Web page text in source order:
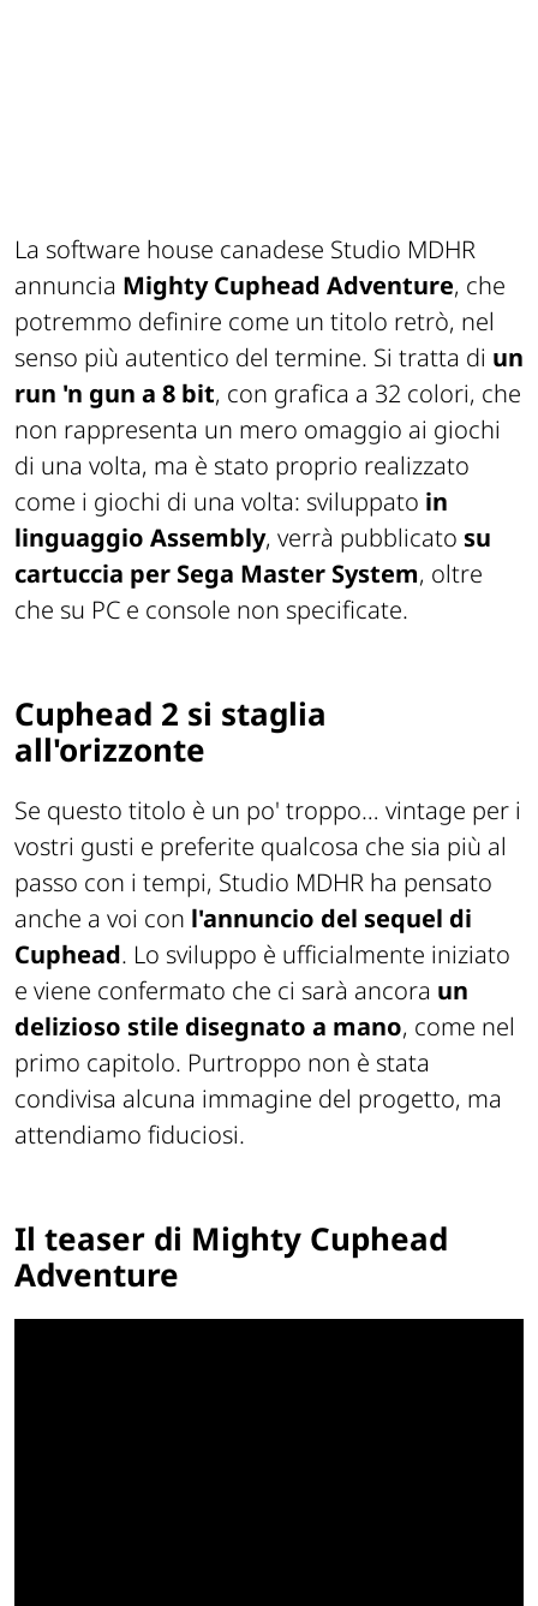
La software house canadese Studio MDHR
annuncia Mighty Cuphead Adventure, che
potremmo definire come un titolo retrò, nel
senso più autentico del termine. Si tratta di un
run 'n gun a 8 bit, con grafica a 32 colori, che
non rappresenta un mero omaggio ai giochi
di una volta, ma è stato proprio realizzato
come i giochi di una volta: sviluppato in
linguaggio Assembly, verrà pubblicato su
cartuccia per Sega Master System, oltre
che su PC e console non specificate.
Cuphead 2 si staglia
all'orizzonte
Se questo titolo è un po' troppo… vintage per i
vostri gusti e preferite qualcosa che sia più al
passo con i tempi, Studio MDHR ha pensato
anche a voi con l'annuncio del sequel di
Cuphead. Lo sviluppo è ufficialmente iniziato
e viene confermato che ci sarà ancora un
delizioso stile disegnato a mano, come nel
primo capitolo. Purtroppo non è stata
condivisa alcuna immagine del progetto, ma
attendiamo fiduciosi.
Il teaser di Mighty Cuphead
Adventure